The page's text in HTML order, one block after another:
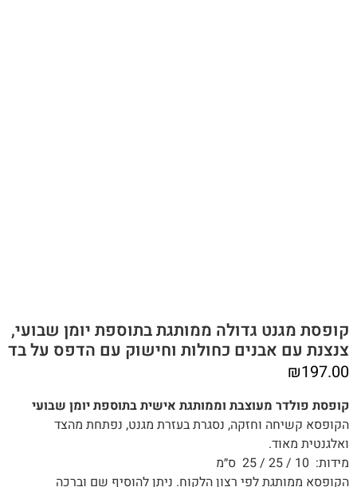
קופסת מגנט גדולה ממותגת בתוספת יומן שבועי,
צנצנת עם אבנים כחולות וחישוק עם הדפס על בד
₪197.00
קופסת פולדר מעוצבת וממותגת אישית בתוספת יומן שבועי
הקופסא קשיחה וחזקה, נסגרת בעזרת מגנט, נפתחת מהצד
ואלגנטית מאוד.
מידות: 10 / 25 / 25 ס״מ
הקופסא ממותגת לפי רצון הלקוח. ניתן להוסיף שם וברכה